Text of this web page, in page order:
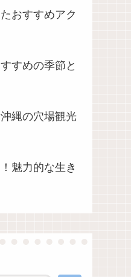
おすすめアク
すめの季節と
縄の穴場観光
魅力的な生き